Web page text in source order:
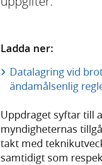
Ladda ner:
Datalagring vid
ändamålsenlig
Uppdraget syftar till
myndigheternas
takt med
samtidigt som